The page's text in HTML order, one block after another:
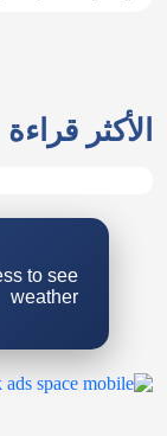
الأكثر قراءة
to see
weather